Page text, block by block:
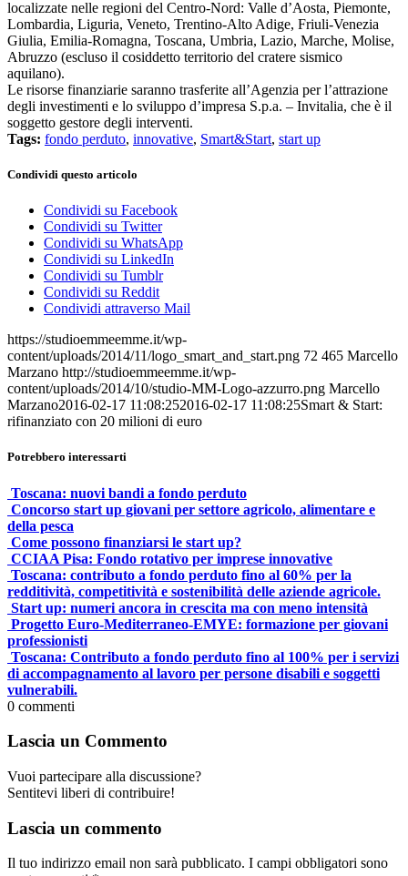
localizzate nelle regioni del Centro-Nord: Valle d’Aosta, Piemonte,
Lombardia, Liguria, Veneto, Trentino-Alto Adige, Friuli-Venezia
Giulia, Emilia-Romagna, Toscana, Umbria, Lazio, Marche, Molise,
Abruzzo (escluso il cosiddetto territorio del cratere sismico
aquilano).
Le risorse finanziarie saranno trasferite all’Agenzia per l’attrazione
degli investimenti e lo sviluppo d’impresa S.p.a. – Invitalia, che è il
soggetto gestore degli interventi.
Tags: fondo perduto, innovative, Smart&Start, start up
Condividi questo articolo
Condividi su Facebook
Condividi su Twitter
Condividi su WhatsApp
Condividi su LinkedIn
Condividi su Tumblr
Condividi su Reddit
Condividi attraverso Mail
https://studioemmeemme.it/wp-
content/uploads/2014/11/logo_smart_and_start.png 72 465 Marcello
Marzano http://studioemmeemme.it/wp-
content/uploads/2014/10/studio-MM-Logo-azzurro.png Marcello
Marzano2016-02-17 11:08:252016-02-17 11:08:25Smart & Start:
rifinanziato con 20 milioni di euro
Potrebbero interessarti
Toscana: nuovi bandi a fondo perduto
Concorso start up giovani per settore agricolo, alimentare e
della pesca
Come possono finanziarsi le start up?
CCIAA Pisa: Fondo rotativo per imprese innovative
Toscana: contributo a fondo perduto fino al 60% per la
redditività, competitività e sostenibilità delle aziende agricole.
Start up: numeri ancora in crescita ma con meno intensità
Progetto Euro-Mediterraneo-EMYE: formazione per giovani
professionisti
Toscana: Contributo a fondo perduto fino al 100% per i servizi
di accompagnamento al lavoro per persone disabili e soggetti
vulnerabili.
0 commenti
Lascia un Commento
Vuoi partecipare alla discussione?
Sentitevi liberi di contribuire!
Lascia un commento
Il tuo indirizzo email non sarà pubblicato. I campi obbligatori sono